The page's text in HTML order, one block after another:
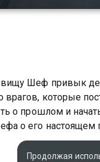
Шеф привык
которые
о прошлом и
о его настоящем
можете
Продолжая